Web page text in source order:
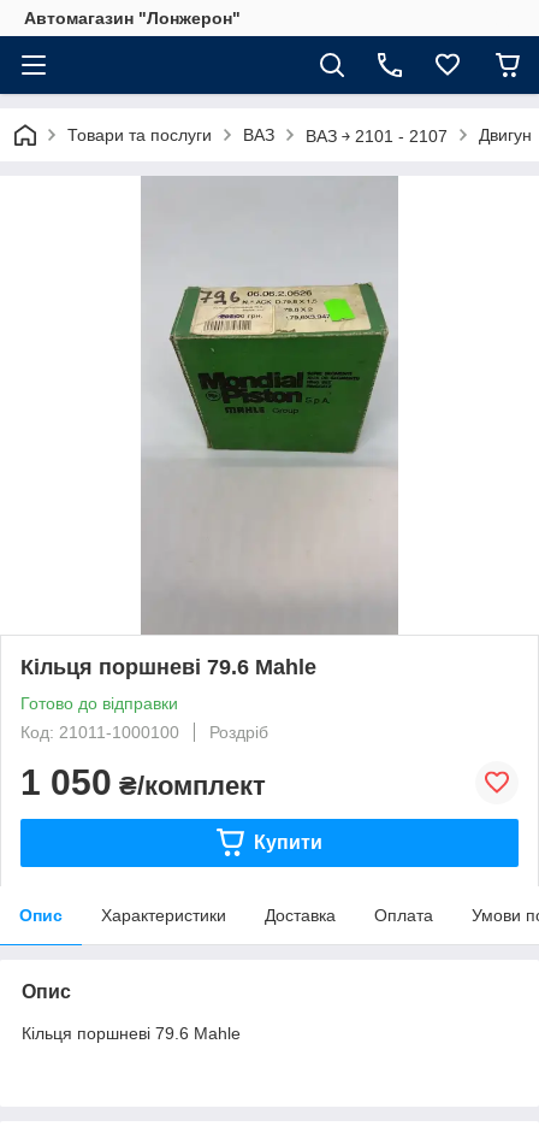
Автомагазин "Лонжерон"
Товари та послуги ВАЗ ВАЗ ￫ 2101 - 2107 Двигун
Кільця поршневі 79.6 Mahle
Готово до відправки
Код: 21011-1000100
Роздріб
1 050 ₴/комплект
Купити
Опис Характеристики Доставка Оплата Умови
Опис
Кільця поршневі 79.6 Mahle